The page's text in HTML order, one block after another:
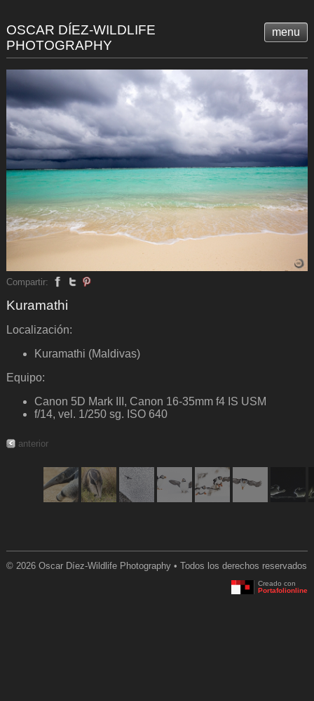
menu
OSCAR DÍEZ-WILDLIFE
PHOTOGRAPHY
Compartir:
Kuramathi
Localización:
Kuramathi (Maldivas)
Equipo:
Canon 5D Mark III, Canon 16-35mm f4 IS USM
f/14, vel. 1/250 sg. ISO 640
anterior
© 2026 Oscar Díez-Wildlife Photography • Todos los derechos reservados
Creado con
Portafolionline